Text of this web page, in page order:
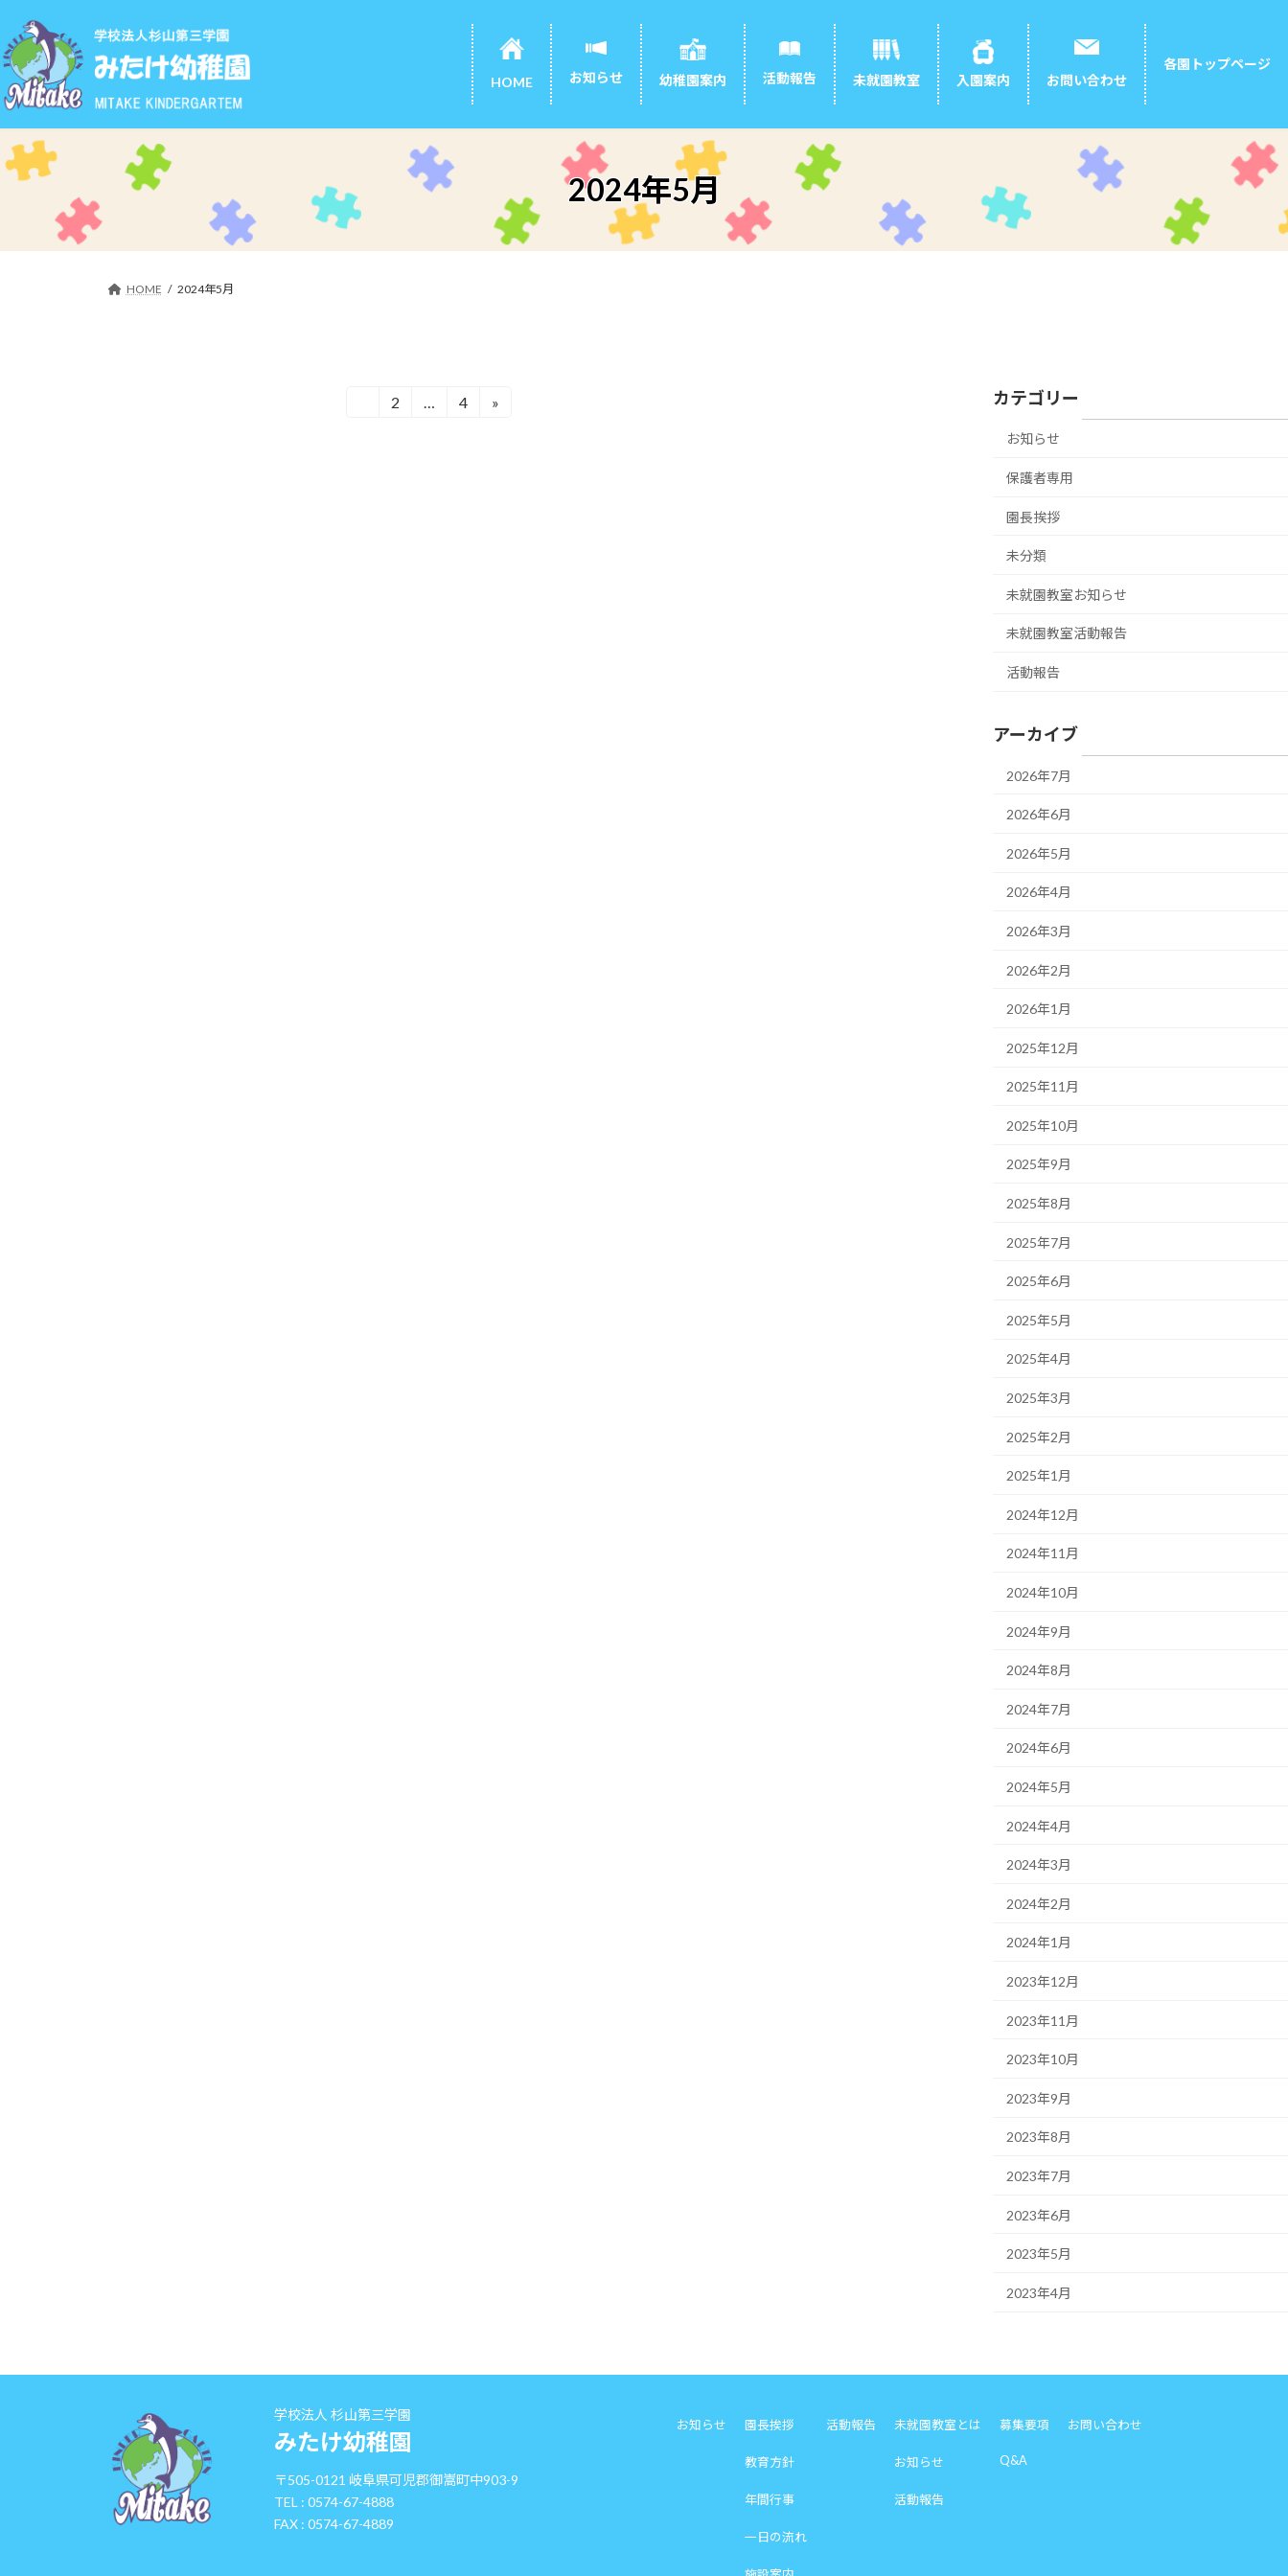
ン
テ
ン
ツ
へ
ス
キ
ビ
ゲ
ー
シ
ョ
ン
に
HOME お知らせ 幼稚園案内 活動報告 未就園教室 入園案内 お問い合わせ
各園トップページ
2024年5月
HOME 2024年5月
固
2
固
4 » カテゴリー
お知らせ
保護者専用
園長挨拶
未分類
未就園教室お知らせ
未就園教室活動報告
活動報告
アーカイブ
2026年7月
2026年6月
2026年5月
2026年4月
2026年3月
2026年2月
2026年1月
2025年12月
2025年11月
2025年10月
2025年9月
2025年8月
2025年7月
2025年6月
2025年5月
2025年4月
2025年3月
2025年2月
2025年1月
2024年12月
2024年11月
2024年10月
2024年9月
2024年8月
2024年7月
2024年6月
2024年5月
2024年4月
2024年3月
2024年2月
2024年1月
2023年12月
2023年11月
2023年10月
2023年9月
2023年8月
2023年7月
2023年6月
2023年5月
2023年4月
学校法人 杉山第三学園
みたけ幼稚園
〒505-0121 岐阜県可児郡御嵩町中903-9
TEL : 0574-67-4888
FAX : 0574-67-4889
お知らせ 園長挨拶
教育方針
年間行事
一日の流れ
活動報告 未就園教室とは
お知らせ
活動報告
募集要項
Q&A
お問い合わせ